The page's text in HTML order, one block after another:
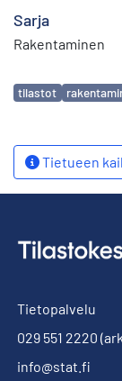
Sarja
Rakentaminen
Avainsanat
tilastot
Tietueen
Tietopalvelu
029 551 2220
info@stat.fi